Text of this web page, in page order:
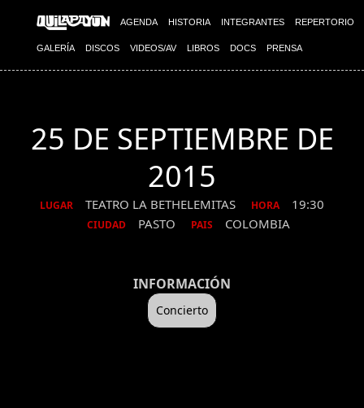
AGENDA HISTORIA INTEGRANTES REPERTORIO
GALERÍA DISCOS VIDEOS/AV LIBROS DOCS PRENSA
25 DE SEPTIEMBRE DE
2015
LUGAR TEATRO LA BETHELEMITAS HORA 19:30
CIUDAD PASTO PAIS COLOMBIA
INFORMACIÓN
Concierto